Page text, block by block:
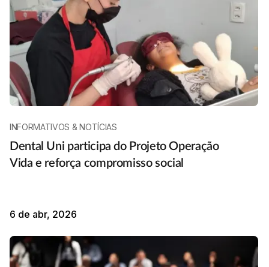
INFORMATIVOS & NOTÍCIAS
Dental Uni participa do Projeto Operação
Vida e reforça compromisso social
6 de abr, 2026